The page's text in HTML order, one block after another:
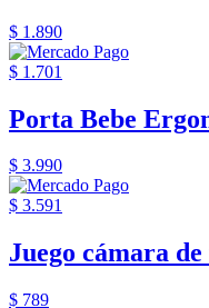
$ 1.890
$ 1.701
Porta Bebe
$ 3.990
$ 3.591
Juego cámara
$ 789